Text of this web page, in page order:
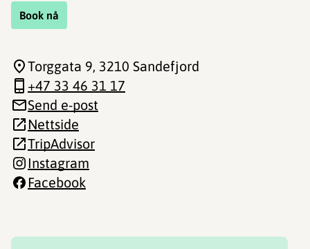
Book nå
Torggata 9, 3210 Sandefjord
+47 33 46 31 17
Send e-post
Nettside
TripAdvisor
Instagram
Facebook